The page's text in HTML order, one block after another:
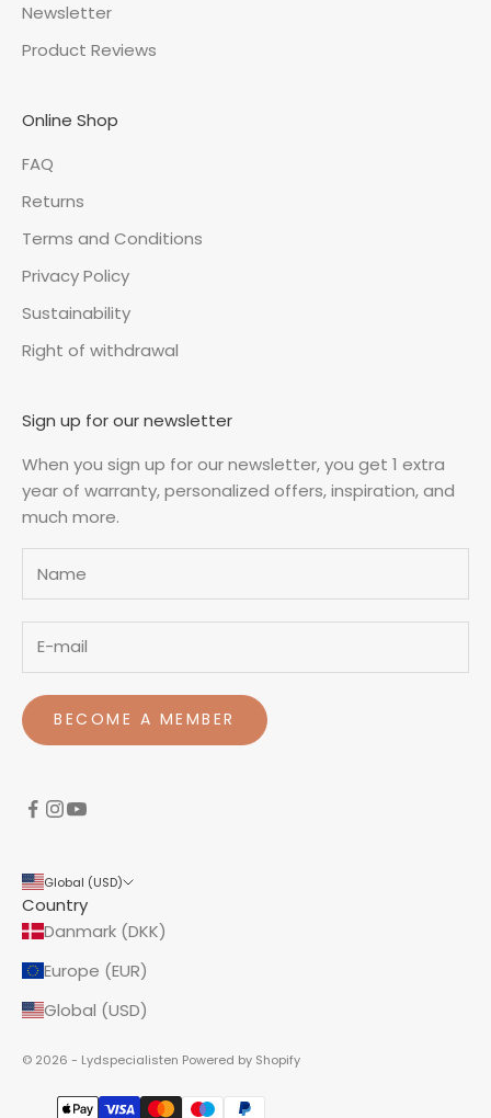
Newsletter
Product Reviews
Online Shop
FAQ
Returns
Terms and Conditions
Privacy Policy
Sustainability
Right of withdrawal
Sign up for our newsletter
When you sign up for our newsletter, you get 1 extra
year of warranty, personalized offers, inspiration, and
much more.
BECOME A MEMBER
Global (USD)
Country
Danmark (DKK)
Europe (EUR)
Global (USD)
© 2026 - Lydspecialisten Powered by Shopify